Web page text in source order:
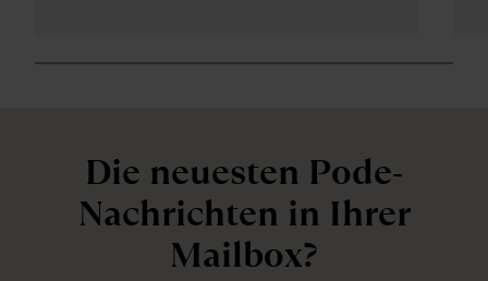
Die neuesten Pode-
Nachrichten in Ihrer
Mailbox?